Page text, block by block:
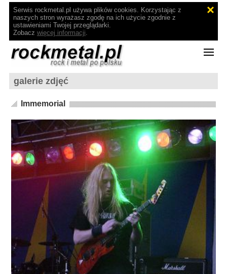
Serwis rockmetal.pl używa plików cookies. Korzystając z
naszych stron wyrażasz zgodę na ich użycie zgodnie z
ustawieniami Twojej przeglądarki.
Zobacz więcej informacji.
galerie zdjęć
Immemorial